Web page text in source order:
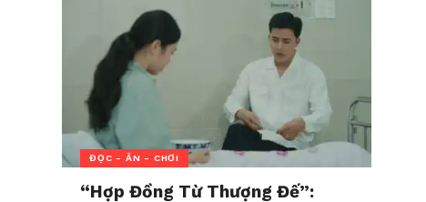
ĐỌC - ĂN - CHƠI
“Hợp Đồng Từ Thượng Đế”: